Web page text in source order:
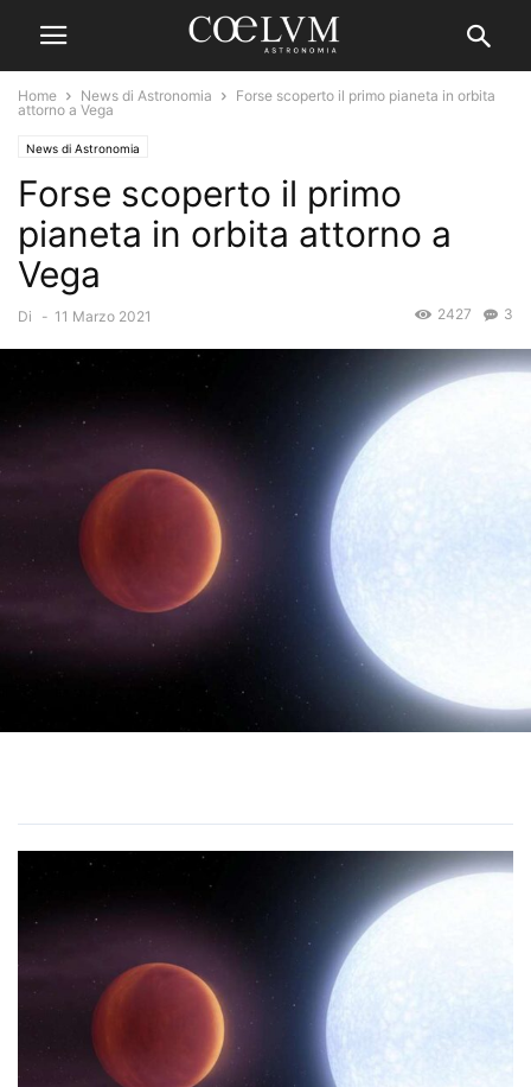
Home News di Astronomia
Forse scoperto il primo pianeta in orbita
attorno a Vega
News di Astronomia
Forse scoperto il primo
pianeta in orbita attorno a
Vega
Di - 11 Marzo 2021 3
2427